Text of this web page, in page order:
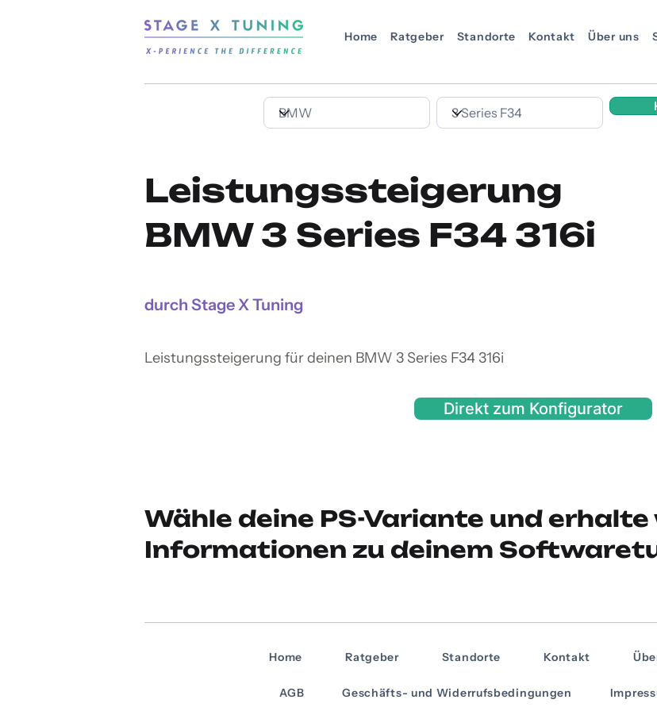
Home Ratgeber Standorte Kontakt Über uns
Leistungssteigerung
BMW 3 Series F34 316i
durch Stage X Tuning
Leistungssteigerung für deinen BMW 3 Series F34 316i
Direkt zum Konfigurator
Wähle deine PS-Variante und
Informationen zu deinem
Home Ratgeber Standorte Kontakt
AGB Geschäfts- und Widerrufsbedingungen